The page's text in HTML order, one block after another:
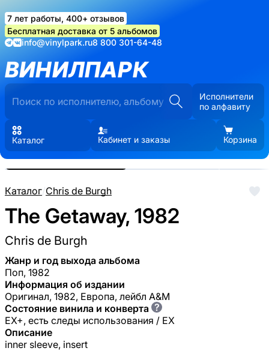
7 лет работы, 400+ отзывов
Бесплатная доставка от 5 альбомов
info@vinylpark.ru8 800 301-64-48
ВИНИЛПАРК
Исполнители
по алфавиту
Каталог Кабинет и заказы Корзина
Каталог/Chris de Burgh
The Getaway, 1982
Chris de Burgh
Жанр и год выхода альбома
Поп, 1982
Информация об издании
Оригинал, 1982, Европа, лейбл A&M
Состояние винила и конверта ?
EX+, есть следы использования / EX
Описание
inner sleeve, insert
Реальные фото пластинки.
Нажмите, чтобы увеличить